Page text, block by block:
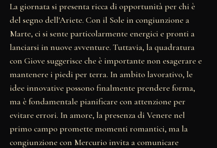
La giornata si presenta ricca di opportunità per chi è
del segno dell'Ariete. Con il Sole in congiunzione a
Marte, ci si sente particolarmente energici e pronti a
lanciarsi in nuove avventure. Tuttavia, la quadratura
con Giove suggerisce che è importante non esagerare e
mantenere i piedi per terra. In ambito lavorativo, le
idee innovative possono finalmente prendere forma,
ma è fondamentale pianificare con attenzione per
evitare errori. In amore, la presenza di Venere nel
primo campo promette momenti romantici, ma la
congiunzione con Mercurio invita a comunicare